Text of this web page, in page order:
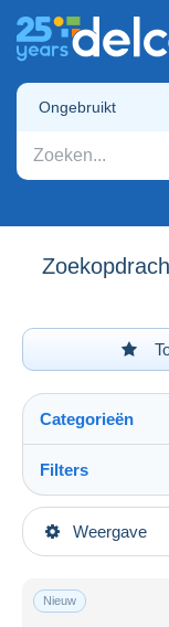
Ongebruikt
Weergave
Categorieën
Topcategorieën
Azië
Filters
Type verkopen
Actief
Veiling
Nieuw